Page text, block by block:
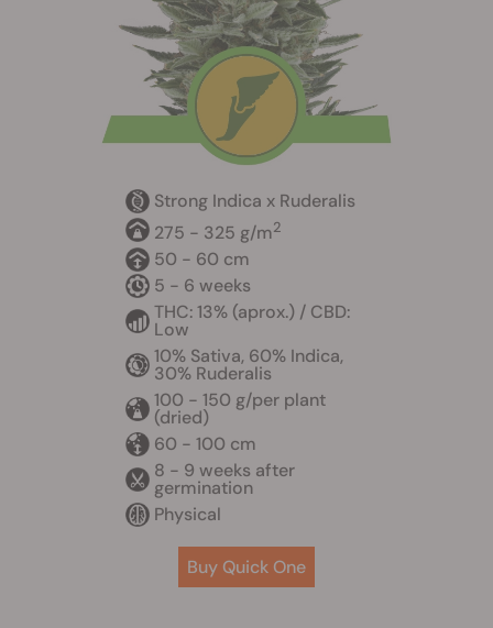
Strong Indica x Ruderalis
275 - 325 g/m2
50 - 60 cm
5 - 6 weeks
THC: 13% (aprox.) / CBD:
Low
10% Sativa, 60% Indica,
30% Ruderalis
100 - 150 g/per plant
(dried)
60 - 100 cm
8 - 9 weeks after
germination
Physical
Buy Quick One